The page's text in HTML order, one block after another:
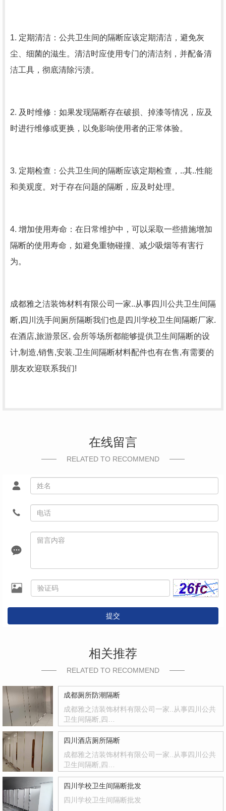
1. 定期清洁：公共卫生间的隔断应该定期清洁，避免灰
尘、细菌的滋生。清洁时应使用专门的清洁剂，并配备清
洁工具，彻底清除污渍。
2. 及时维修：如果发现隔断存在破损、掉漆等情况，应及
时进行维修或更换，以免影响使用者的正常体验。
3. 定期检查：公共卫生间的隔断应该定期检查，..其..性能
和美观度。对于存在问题的隔断，应及时处理。
4. 增加使用寿命：在日常维护中，可以采取一些措施增加
隔断的使用寿命，如避免重物碰撞、减少吸烟等有害行
为。
成都雅之洁装饰材料有限公司 一家..从事四川公共卫生间隔
断,四川洗手间厕所隔断我们也是四川学校卫生间隔断厂家.
在酒店,旅游景区, 会所等场所都能够提供卫生间隔断的设
计,制造,销售,安装.卫生间隔断材料配件也有在售,有需要的
朋友欢迎联系我们!
在线留言
RELATED TO RECOMMEND
提交
相关推荐
RELATED TO RECOMMEND
成都厕所防潮隔断
成都雅之洁装饰材料有限公司一家..从事四川公共
卫生间隔断,四…
四川酒店厕所隔断
成都雅之洁装饰材料有限公司一家..从事四川公共
卫生间隔断,四…
四川学校卫生间隔断批发
四川学校卫生间隔断批发